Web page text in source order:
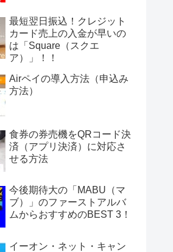
最短翌日振込！クレジット
カード売上の入金が早いの
は「Square（スクエ
ア）」！！
Airペイの導入方法（申込み
方法）
食券の券売機をQRコード決
済（アプリ決済）に対応さ
せる方法
今後期待大の「MABU（マ
ブ）」のファーストアルバ
ムからおすすめのBEST 3！
イーオン・ネット・キャン